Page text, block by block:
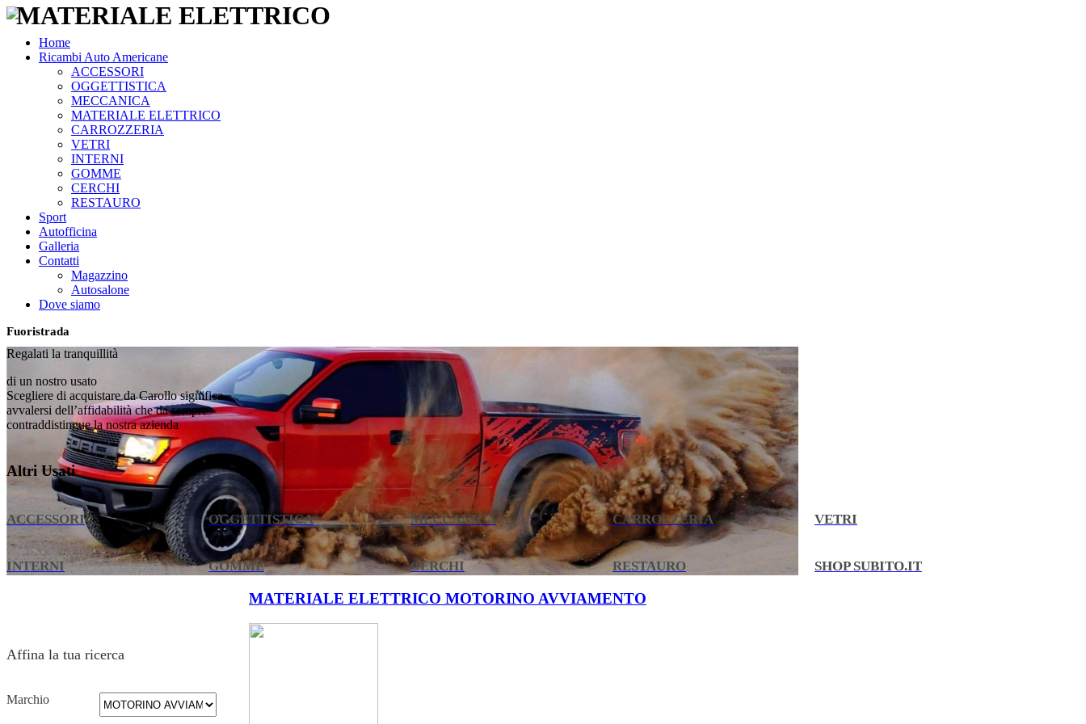
Home
Ricambi Auto Americane
ACCESSORI
OGGETTISTICA
MECCANICA
MATERIALE ELETTRICO
CARROZZERIA
VETRI
INTERNI
GOMME
CERCHI
RESTAURO
Sport
Autofficina
Galleria
Contatti
Magazzino
Autosalone
Dove siamo
Fuoristrada
Regalati la tranquillità
di un nostro usato
Scegliere di acquistare da Carollo significa
avvalersi dell’affidabilità che da sempre
contraddistingue la nostra azienda
Altri Usati
ACCESSORI OGGETTISTICA MECCANICA CARROZZERIA VETRI
INTERNI GOMME CERCHI RESTAURO SHOP SUBITO.IT
MATERIALE ELETTRICO
Affina la tua ricerca
Marchio
MATERIALE ELETTRICO MOTORINO AVVIAMENTO